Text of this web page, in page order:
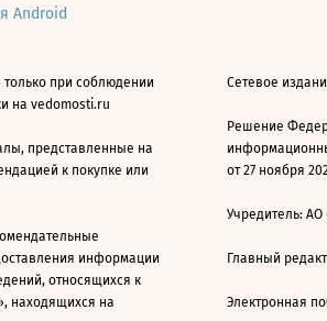
Android
при соблюдении
на vedomosti.ru
представленные на
к покупке или
информации
относящихся к
находящихся на
Сетевое
Решение
от 27 ноября
Учредитель:
Главный
Электронная